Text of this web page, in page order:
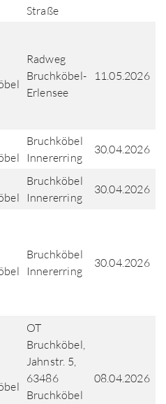
Straße
Radweg
Bruchköbel-
Erlensee
11.05.2026
Bruchköbel
Innererring
30.04.2026
Bruchköbel
Innererring
30.04.2026
Bruchköbel
Innererring
30.04.2026
OT
Bruchköbel,
Jahnstr. 5,
63486
Bruchköbel
08.04.2026